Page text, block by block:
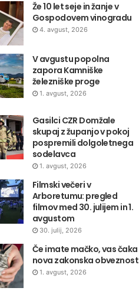
Že 10 let seje in žanje v
Gospodovem vinogradu
4. avgust, 2026
V avgustu popolna
zapora Kamniške
železniške proge
1. avgust, 2026
Gasilci CZR Domžale
skupaj z županjo v pokoj
pospremili dolgoletnega
sodelavca
1. avgust, 2026
Filmski večeri v
Arboretumu: pregled
filmov med 30. julijem in 1.
avgustom
30. julij, 2026
Če imate mačko, vas čaka
nova zakonska obveznost
1. avgust, 2026